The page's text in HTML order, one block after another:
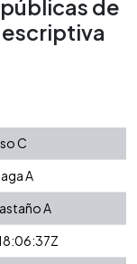
de
C
A
A